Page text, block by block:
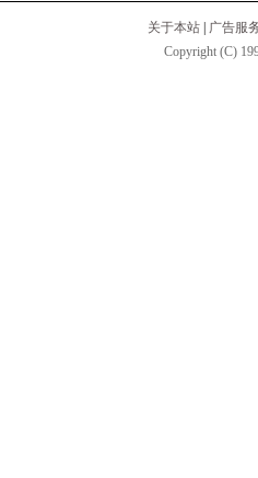
关于本站
广告服
Copyright (C)